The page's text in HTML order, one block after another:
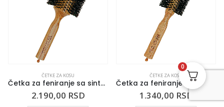
ČETKE ZA KOSU
Četka za feniranje sa sintetičkom dlakom TRIANGOLO 85mm
2.190,00 RSD
ČETKE ZA KOSU
1.340,00 RSD
0